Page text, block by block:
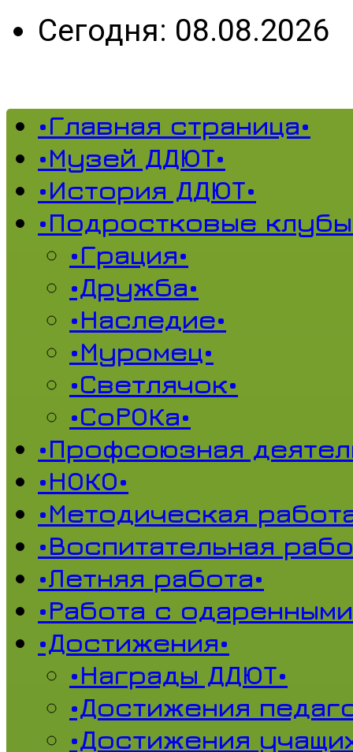
Сегодня: 08.08.2026
•Главная страница•
•Музей ДДЮТ•
•История ДДЮТ•
•Подростковые
•Грация•
•Дружба•
•Наследие•
•Муромец•
•Светлячок•
•СоРОКа•
•Профсоюзная
•НОКО•
•Методическая
•Воспитательная
•Летняя работа•
•Работа с
•Достижения•
•Награды ДДЮТ•
•Достижения
•Достижения